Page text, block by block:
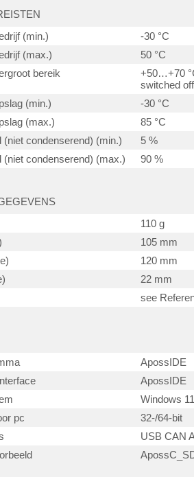
(min.)
-30 °C
(max.)
50 °C
bereik
+50…+70
switched off
(min.)
-30 °C
(max.)
85 °C
(niet condenserend) (min.)
5 %
(niet condenserend) (max.)
90 %
110 g
105 mm
120 mm
22 mm
see
ApossIDE
ApossIDE
Windows
pc
32-/64-bit
USB CAN